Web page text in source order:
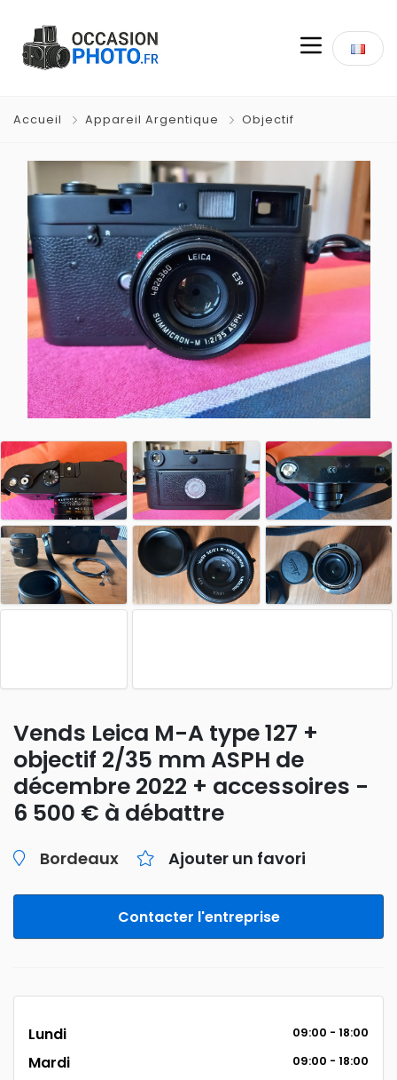
Accueil Appareil Argentique Objectif
Vends Leica M-A type 127 +
objectif 2/35 mm ASPH de
décembre 2022 + accessoires -
6 500 € à débattre
Bordeaux Ajouter un favori
Contacter l'entreprise
Lundi 09:00 - 18:00
Mardi 09:00 - 18:00